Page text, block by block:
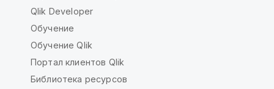
Qlik Developer
Обучение
Обучение Qlik
Портал клиентов Qlik
Библиотека ресурсов